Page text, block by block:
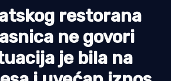
restorana
ne govori
je bila na